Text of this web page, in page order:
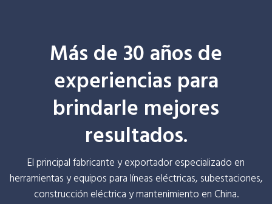
Más de 30 años de
experiencias para
brindarle mejores
resultados.
El principal fabricante y exportador especializado en
herramientas y equipos para líneas eléctricas, subestaciones,
construcción eléctrica y mantenimiento en China.